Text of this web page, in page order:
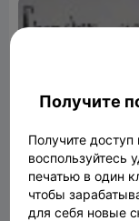
Получите
Получите
воспользуйтесь
печатью в один
чтобы
для себя новые